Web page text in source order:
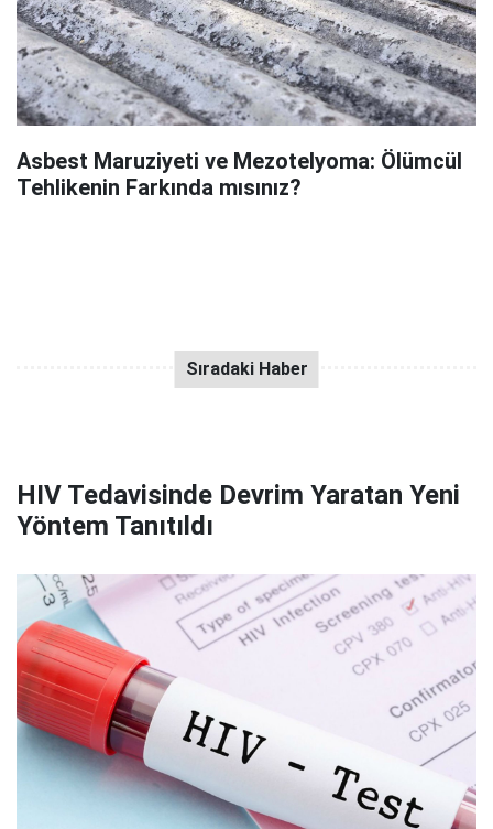
Asbest Maruziyeti ve Mezotelyoma: Ölümcül
Tehlikenin Farkında mısınız?
HIV Tedavisinde Devrim Yaratan Yeni
Yöntem Tanıtıldı